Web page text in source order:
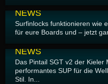
NEWS
Surfinlocks funktionieren wie
für eure Boards und – jetzt
NEWS
Das Pintail SGT v2 der Kieler
performantes SUP für die
Stil. In...